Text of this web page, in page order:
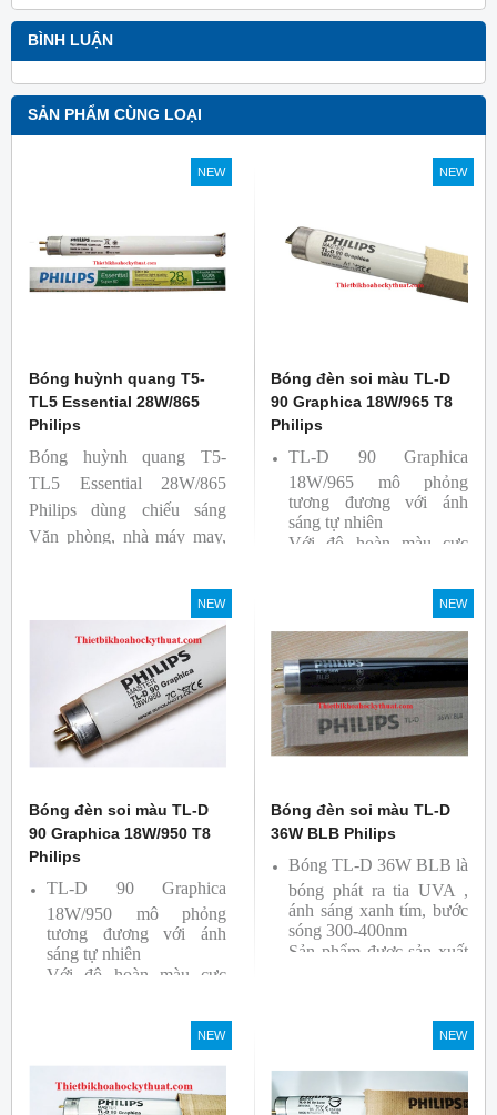
BÌNH LUẬN
SẢN PHẨM CÙNG LOẠI
NEW
Bóng huỳnh quang T5-
TL5 Essential 28W/865
Philips
Bóng huỳnh quang T5-
TL5 Essential 28W/865
Philips dùng chiếu sáng
Văn phòng, nhà máy may,
NEW
Bóng đèn soi màu TL-D
90 Graphica 18W/965 T8
Philips
TL-D 90 Graphica
18W/965 mô phỏng
tương đương với ánh
sáng tự nhiên
Với độ hoàn màu cực
Sản phẩm được sản xuất
bởi hãng Philips, xuất xứ
Ba lan
NEW
Bóng đèn soi màu TL-D
90 Graphica 18W/950 T8
Philips
TL-D 90 Graphica
18W/950 mô phỏng
tương đương với ánh
sáng tự nhiên
Với độ hoàn màu cực
Sản phẩm được sản xuất
bởi hãng Philips, xuất xứ
Ba lan
NEW
Bóng đèn soi màu TL-D
36W BLB Philips
Bóng TL-D 36W BLB là
bóng phát ra tia UVA ,
ánh sáng xanh tím, bước
sóng 300-400nm
Sản phẩm được sản xuất
NEW NEW